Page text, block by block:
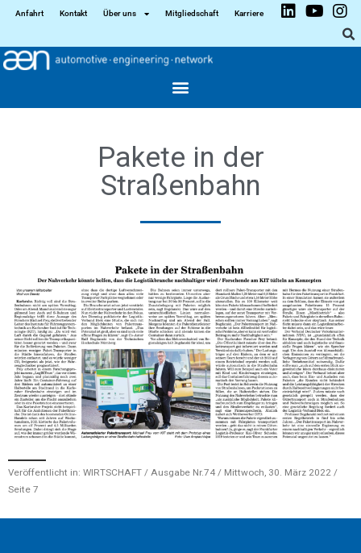
Anfahrt Kontakt Über uns Mitgliedschaft Karriere
Pakete in der
Straßenbahn
Veröffentlicht in: WIRTSCHAFT / Ausgabe Nr.74 / Mittwoch, 30. März 2022 /
Seite 7